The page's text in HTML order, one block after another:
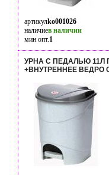
артикулko001026
наличиев наличии
мин опт.1
УРНА С ПЕДАЛЬЮ 11Л
+ВНУТРЕННЕЕ ВЕДРО